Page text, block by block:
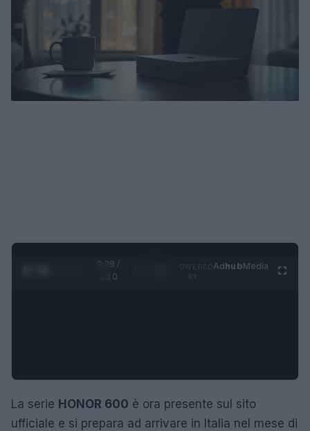
0:29 /
1:20
AdhubMedia
La serie HONOR 600 è ora presente sul sito
ufficiale e si prepara ad arrivare in Italia nel mese di